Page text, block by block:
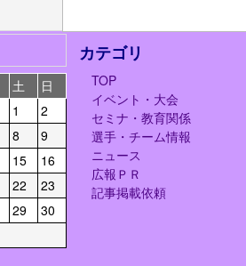
土
日
1
2
8
9
15
16
22
23
29
30
カテゴリ
TOP
イベント・大会
セミナ・教育関係
選手・チーム情報
ニュース
広報ＰＲ
記事掲載依頼